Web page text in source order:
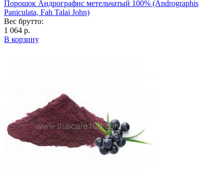
Порошок Андрографис метельчатый 100% (Andrographis
Paniculata, Fah Talai John)
Вес брутто:
1 064 р.
В корзину